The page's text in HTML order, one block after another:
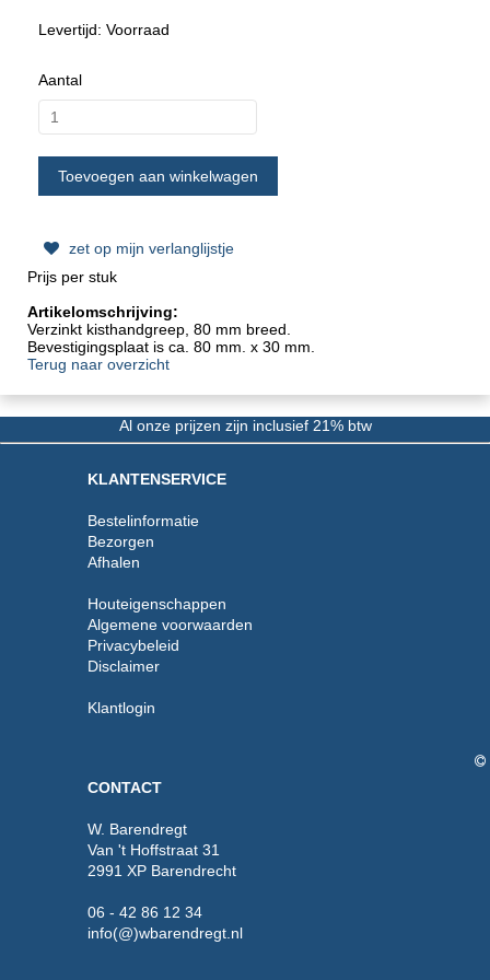
Levertijd: Voorraad
Aantal
zet op mijn verlanglijstje
Prijs per stuk
Artikelomschrijving:
Verzinkt kisthandgreep, 80 mm breed.
Bevestigingsplaat is ca. 80 mm. x 30 mm.
Terug naar overzicht
Al onze prijzen zijn inclusief 21% btw
KLANTENSERVICE
Bestelinformatie
Bezorgen
Afhalen
Houteigenschappen
Algemene voorwaarden
Privacybeleid
Disclaimer
Klantlogin
CONTACT
W. Barendregt
Van 't Hoffstraat 31
2991 XP Barendrecht
06 - 42 86 12 34
info(@)wbarendregt.nl